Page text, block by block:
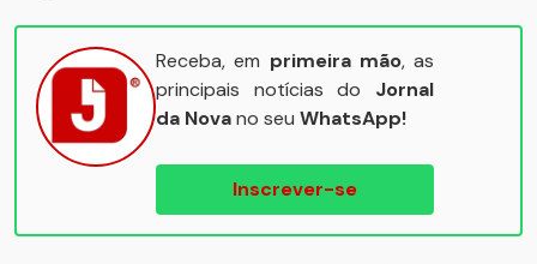
Receba, em primeira mão, as
principais notícias do Jornal
da Novano seu WhatsApp!
Inscrever-se